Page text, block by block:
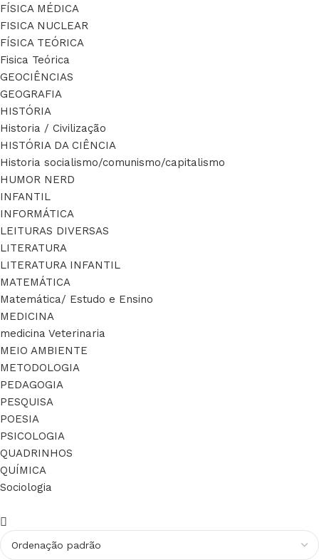
FÍSICA MÉDICA
FISICA NUCLEAR
FÍSICA TEÓRICA
Fisica Teórica
GEOCIÊNCIAS
GEOGRAFIA
HISTÓRIA
Historia / Civilização
HISTÓRIA DA CIÊNCIA
Historia socialismo/comunismo/capitalismo
HUMOR NERD
INFANTIL
INFORMÁTICA
LEITURAS DIVERSAS
LITERATURA
LITERATURA INFANTIL
MATEMÁTICA
Matemática/ Estudo e Ensino
MEDICINA
medicina Veterinaria
MEIO AMBIENTE
METODOLOGIA
PEDAGOGIA
PESQUISA
POESIA
PSICOLOGIA
QUADRINHOS
QUÍMICA
Sociologia